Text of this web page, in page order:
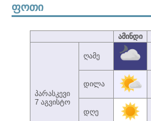
ფოთი
ამინდი
პარასკევი
7 აგვისტო
ღამე
დილა
დღე